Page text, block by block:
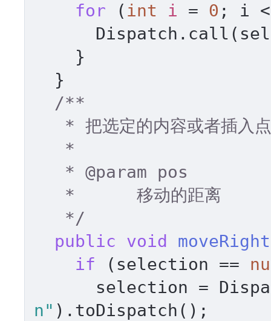
for ( int i = 0 ; i
/**
   *
@param pos
   */
public
void moveRight
if (selection ==
selection =
n" ).toDispatch();